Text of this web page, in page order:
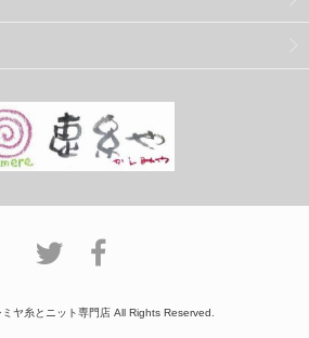
ヤ糸とニット専門店 All Rights Reserved.